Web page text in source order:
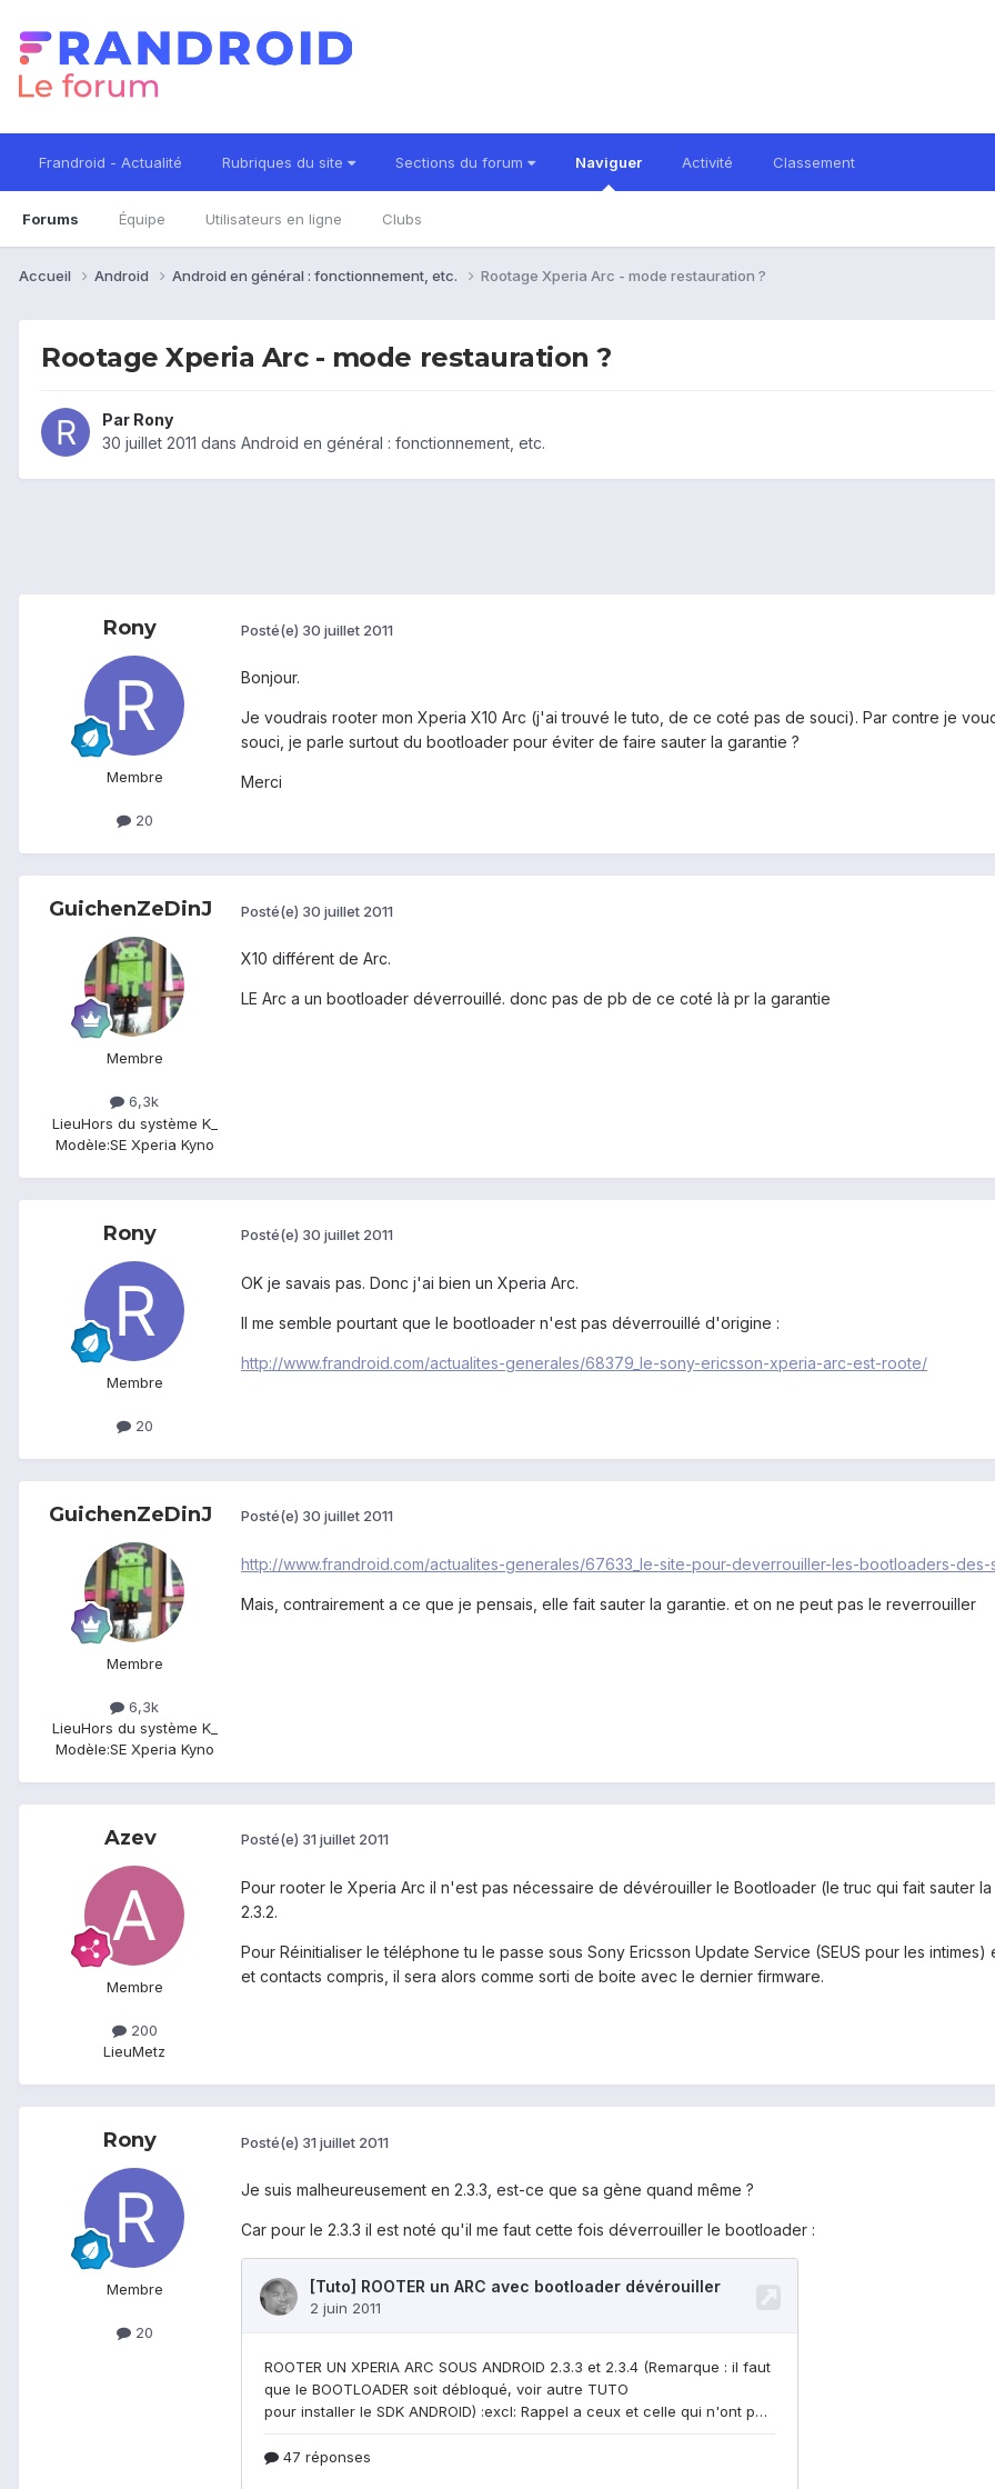
Frandroid - Actualité Rubriques du site Sections du forum Naviguer
Forums Équipe Utilisateurs en ligne Clubs
Activité Classement
Accueil Android Android en général : fonctionnement, etc. Rootage Xperia Arc - mode restauration ?
Rootage Xperia Arc - mode restauration ?
Par Rony
30 juillet 2011 dans Android en général : fonctionnement, etc.
Rony
Membre
20
Posté(e) 30 juillet 2011
Bonjour.
Je voudrais rooter mon Xperia X10 Arc (j'ai trouvé le tuto, de ce coté pas de souci). Par contre je
souci, je parle surtout du bootloader pour éviter de faire sauter la garantie ?
Merci
GuichenZeDinJ
Membre
6,3k
LieuHors du système K_
Modèle:SE Xperia Kyno
Posté(e) 30 juillet 2011
X10 différent de Arc.
LE Arc a un bootloader déverrouillé. donc pas de pb de ce coté là pr la garantie
Rony
Membre
20
Posté(e) 30 juillet 2011
OK je savais pas. Donc j'ai bien un Xperia Arc.
Il me semble pourtant que le bootloader n'est pas déverrouillé d'origine :
http://www.frandroid.com/actualites-generales/68379_le-sony-ericsson-xperia-arc-est-roote/
GuichenZeDinJ
Membre
6,3k
LieuHors du système K_
Modèle:SE Xperia Kyno
Posté(e) 30 juillet 2011
http://www.frandroid.com/actualites-generales/67633_le-site-pour-deverrouiller-les-bootloaders-
Mais, contrairement a ce que je pensais, elle fait sauter la garantie. et on ne peut pas le reverrouiller
Azev
Membre
200
LieuMetz
Posté(e) 31 juillet 2011
Pour rooter le Xperia Arc il n'est pas nécessaire de dévérouiller le Bootloader (le truc qui fait sauter
2.3.2.
Pour Réinitialiser le téléphone tu le passe sous Sony Ericsson Update Service (SEUS pour les
et contacts compris, il sera alors comme sorti de boite avec le dernier firmware.
Rony
Membre
20
Posté(e) 31 juillet 2011
Je suis malheureusement en 2.3.3, est-ce que sa gène quand même ?
Car pour le 2.3.3 il est noté qu'il me faut cette fois déverrouiller le bootloader :